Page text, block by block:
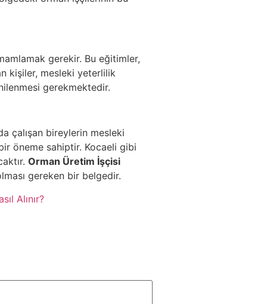
gerekir. Bu eğitimler,
kişiler, mesleki yeterlilik
gerekmektedir.
çalışan bireylerin mesleki
öneme sahiptir. Kocaeli gibi
Orman Üretim İşçisi
gereken bir belgedir.
Alınır?